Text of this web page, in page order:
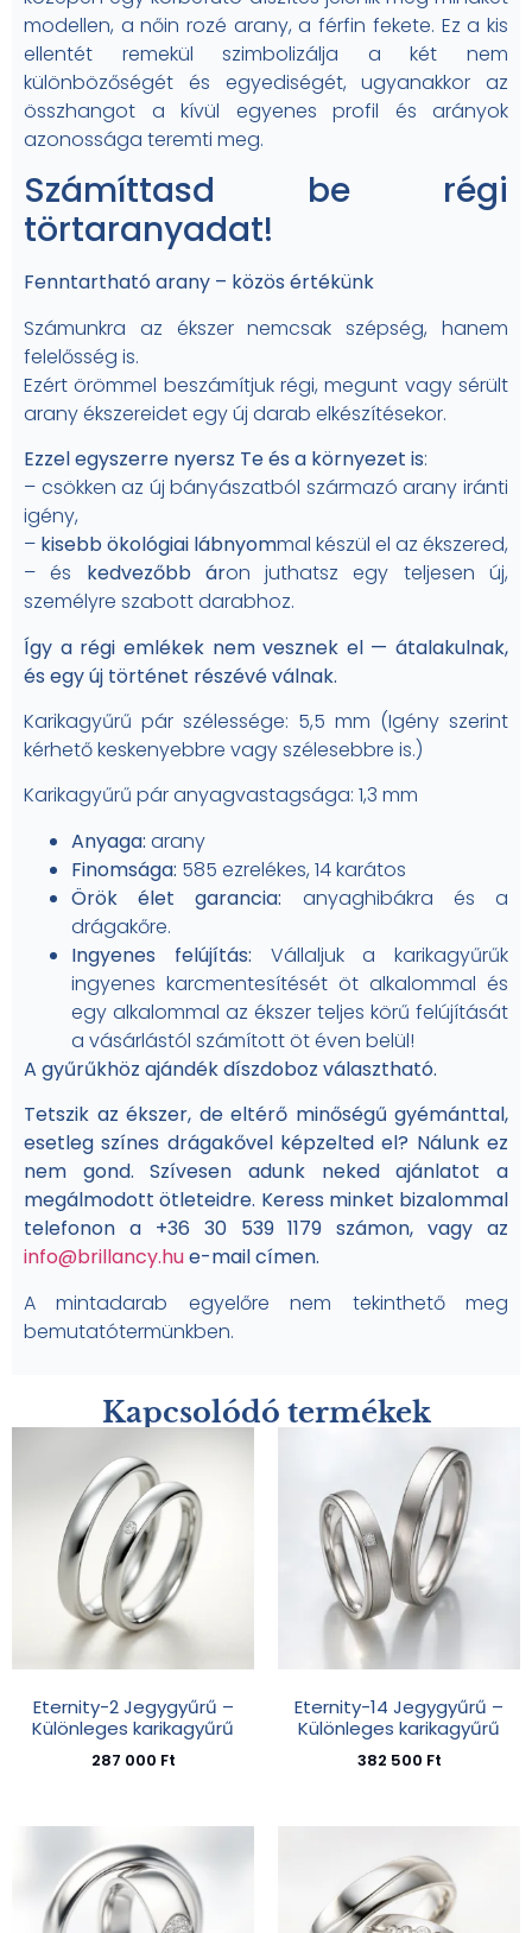
modellen, a nőin rozé arany, a férfin fekete. Ez a kis
ellentét remekül szimbolizálja a két nem
különbözőségét és egyediségét, ugyanakkor az
összhangot a kívül egyenes profil és arányok
azonossága teremti meg.
Számíttasd be régi
törtaranyadat!
Fenntartható arany – közös értékünk
Számunkra az ékszer nemcsak szépség, hanem
felelősség is.
Ezért örömmel beszámítjuk régi, megunt vagy sérült
arany ékszereidet egy új darab elkészítésekor.
Ezzel egyszerre nyersz Te és a környezet is:
– csökken az új bányászatból származó arany iránti
igény,
– kisebb ökológiai lábnyommal készül el az ékszered,
– és kedvezőbb áron juthatsz egy teljesen új,
személyre szabott darabhoz.
Így a régi emlékek nem vesznek el — átalakulnak,
és egy új történet részévé válnak.
Karikagyűrű pár szélessége: 5,5 mm (Igény szerint
kérhető keskenyebbre vagy szélesebbre is.)
Karikagyűrű pár anyagvastagsága: 1,3 mm
Anyaga: arany
Finomsága: 585 ezrelékes, 14 karátos
Örök élet garancia: anyaghibákra és a
drágakőre.
Ingyenes felújítás: Vállaljuk a karikagyűrűk
ingyenes karcmentesítését öt alkalommal és
egy alkalommal az ékszer teljes körű felújítását
a vásárlástól számított öt éven belül!
A gyűrűkhöz ajándék díszdoboz választható.
Tetszik az ékszer, de eltérő minőségű gyémánttal,
esetleg színes drágakővel képzelted el? Nálunk ez
nem gond. Szívesen adunk neked ajánlatot a
megálmodott ötleteidre. Keress minket bizalommal
telefonon a +36 30 539 1179 számon, vagy az
info@brillancy.hue-mail címen.
A mintadarab egyelőre nem tekinthető meg
bemutatótermünkben.
Kapcsolódó termékek
Eternity-2 Jegygyűrű –
Különleges karikagyűrű
287 000 Ft
Eternity-14 Jegygyűrű –
Különleges karikagyűrű
382 500 Ft